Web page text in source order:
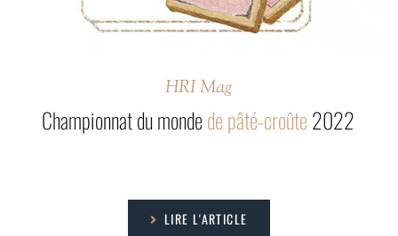
HRI Mag
Championnat du mondede pâté-croûte2022
LIRE L'ARTICLE